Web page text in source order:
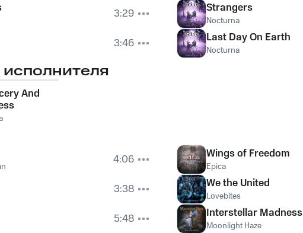
3:29
3:46
Strangers
Nocturna
Last Day On Earth
Nocturna
And
4:06
3:38
5:48
Wings of Freedom
Epica
We the United
Lovebites
Interstellar Madness
Moonlight Haze